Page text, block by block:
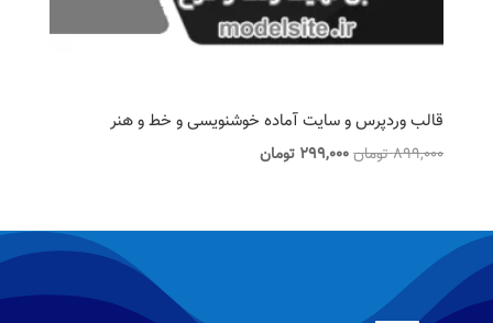
قالب وردپرس و سایت آماده خوشنویسی و خط و هنر
899,000تومانقیمت
بود.
299,000 تومانقیمت
است.